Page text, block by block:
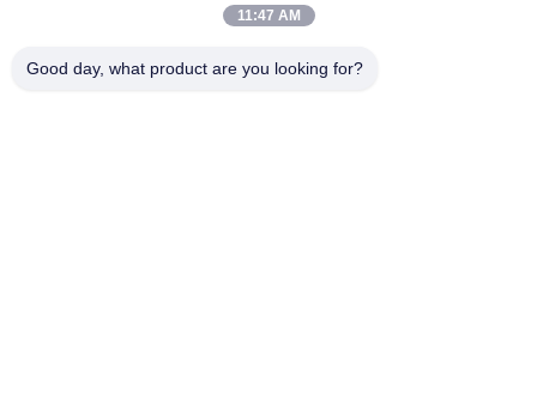
OEM Rexroth A4VSO355 Hydraulic Pump Rexroth AA4VSO355
11:47 AM
Good day, what product are you looking for?